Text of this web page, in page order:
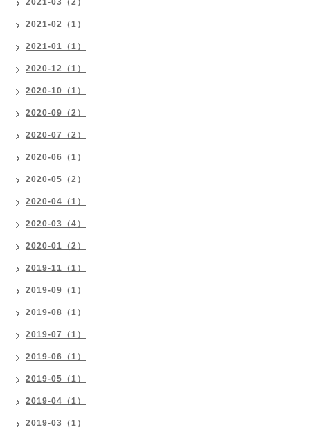
2021-03（2）
2021-02（1）
2021-01（1）
2020-12（1）
2020-10（1）
2020-09（2）
2020-07（2）
2020-06（1）
2020-05（2）
2020-04（1）
2020-03（4）
2020-01（2）
2019-11（1）
2019-09（1）
2019-08（1）
2019-07（1）
2019-06（1）
2019-05（1）
2019-04（1）
2019-03（1）